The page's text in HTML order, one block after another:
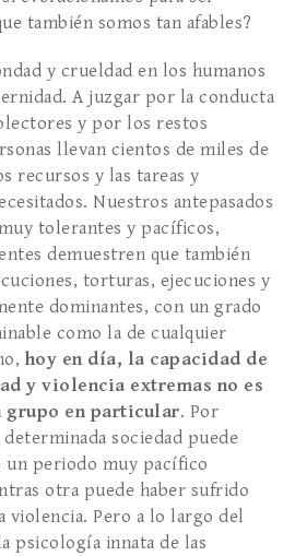
también somos tan afables?
y crueldad en los humanos
A juzgar por la conducta
y por los restos
llevan cientos de miles de
recursos y las tareas y
Nuestros antepasados
tolerantes y pacíficos,
demuestren que también
torturas, ejecuciones y
dominantes, con un grado
como la de cualquier
hoy en día, la capacidad de
y violencia extremas no es
grupo en particular. Por
sociedad puede
un periodo muy pacífico
otra puede haber sufrido
violencia. Pero a lo largo del
psicología innata de las